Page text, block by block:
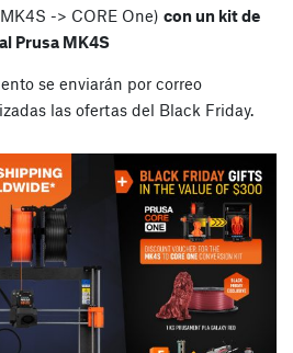
-> CORE One) con un kit de
Prusa MK4S
se enviarán por correo
las ofertas del Black Friday.